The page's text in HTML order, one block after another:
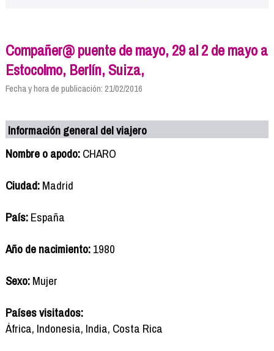
Compañer@ puente de mayo, 29 al 2 de mayo a
Estocolmo, Berlín, Suiza,
Fecha y hora de publicación: 21/02/2016
Información general del viajero
Nombre o apodo:CHARO
Ciudad:Madrid
País:España
Año de nacimiento:1980
Sexo:Mujer
Países visitados:
África, Indonesia, India, Costa Rica